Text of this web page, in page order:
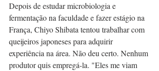
Depois de estudar microbiologia e
fermentação na faculdade e fazer estágio na
França, Chiyo Shibata tentou trabalhar com
queijeiros japoneses para adquirir
experiência na área. Não deu certo. Nenhum
produtor quis empregá-la. "Eles me viam